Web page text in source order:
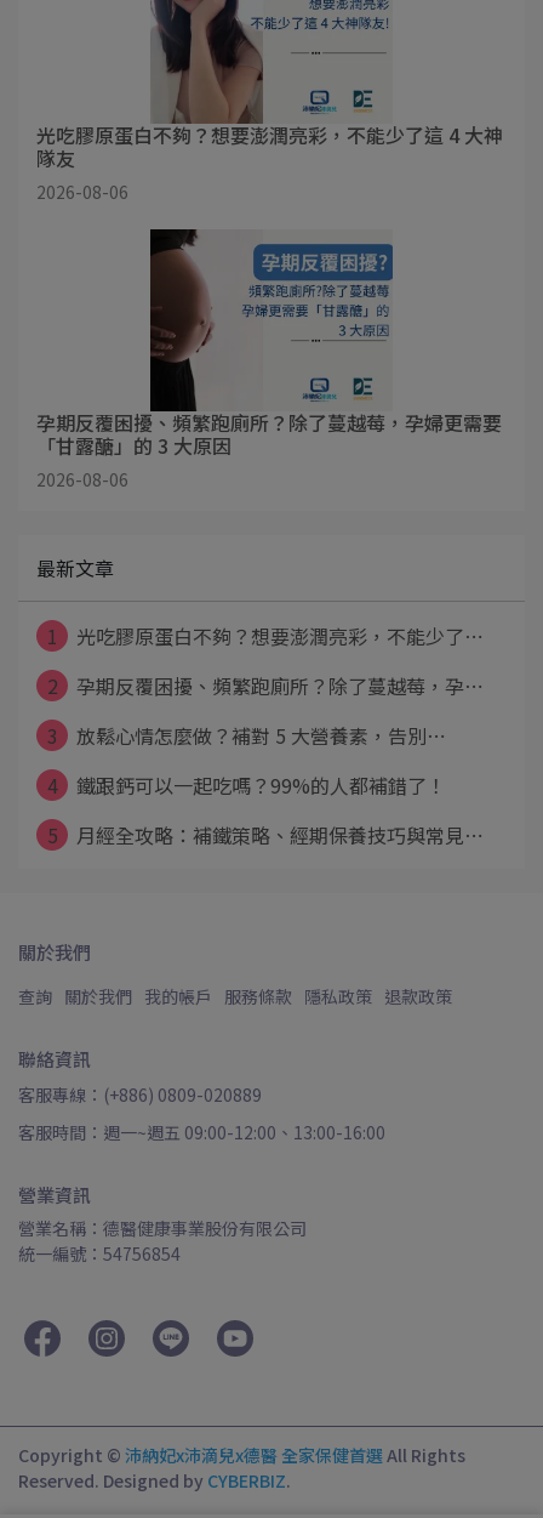
光吃膠原蛋白不夠？想要澎潤亮彩，不能少了這 4 大神
隊友
2026-08-06
孕期反覆困擾、頻繁跑廁所？除了蔓越莓，孕婦更需要
「甘露醣」的 3 大原因
2026-08-06
最新文章
1
光吃膠原蛋白不夠？想要澎潤亮彩，不能少了⋯
2
孕期反覆困擾、頻繁跑廁所？除了蔓越莓，孕⋯
3
放鬆心情怎麼做？補對 5 大營養素，告別⋯
4
鐵跟鈣可以一起吃嗎？99%的人都補錯了！
5
月經全攻略：補鐵策略、經期保養技巧與常見⋯
關於我們
查詢 關於我們 我的帳戶 服務條款 隱私政策 退款政策
聯絡資訊
客服專線：(+886) 0809-020889
客服時間：週一~週五 09:00-12:00、13:00-16:00
營業資訊
營業名稱：德醫健康事業股份有限公司
統一編號：54756854
Copyright © 沛納妃x沛滴兒x德醫 全家保健首選All Rights
Reserved. Designed by CYBERBIZ.